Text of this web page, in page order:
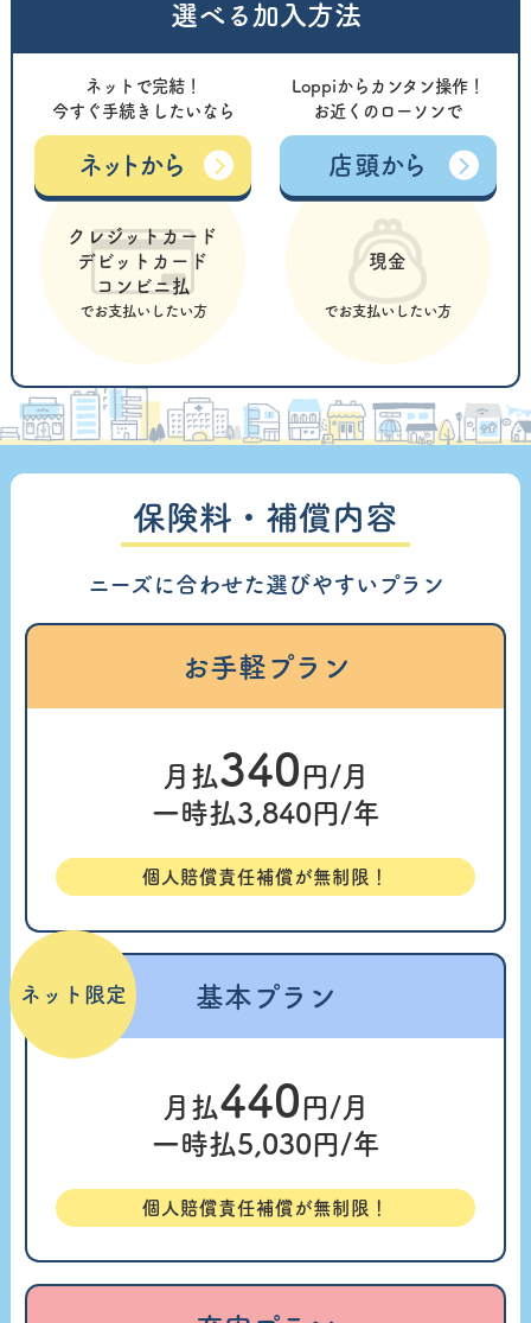
選べる加入方法
ネットで完結！
今すぐ手続きしたいなら
ネットから
クレジットカード
デビットカード
コンビニ払
でお支払いしたい方
Loppiからカンタン操作！
お近くのローソンで
店頭から
現金
でお支払いしたい方
保険料・補償内容
ニーズに合わせた選びやすいプラン
お手軽プラン
月払340円/月
一時払3,840円/年
個人賠償責任補償が無制限！
ネット限定 基本プラン
月払440円/月
一時払5,030円/年
個人賠償責任補償が無制限！